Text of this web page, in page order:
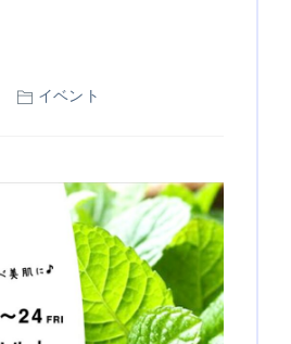
イベント